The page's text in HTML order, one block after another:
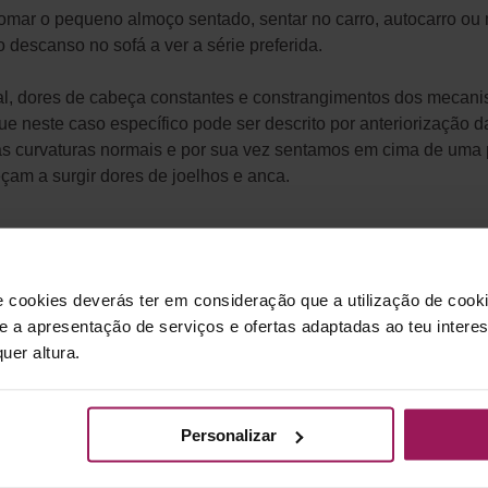
cookies deverás ter em consideração que a utilização de
a apresentação de serviços e ofertas adaptadas ao teu
altura.
Personalizar
o pequeno almoço sentado, sentar no carro, autocarro
no sofá a ver a série preferida.
dores de cabeça constantes e constrangimentos dos
neste caso específico pode ser descrito por anteriorização
curvaturas normais e por sua vez sentamos em cima de
a surgir dores de joelhos e anca.
se 5, 10 minutos a cada hora sentado, já é um começo.
costas, glúteos e pernas. Evite exercícios sentados,
necessidades.
ser causadora de problemas de saúde. A boa notícia é